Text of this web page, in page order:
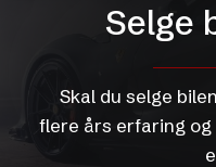
Selge
Skal du selge
flere års erfaring